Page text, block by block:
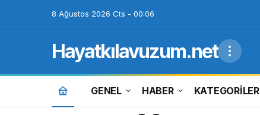
8 Ağustos 2026 Cts - 00:06
Hayatkılavuzum.net
GENEL HABER KATEGORİLER